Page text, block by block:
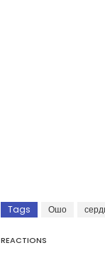
Tags Ошо
REACTIONS